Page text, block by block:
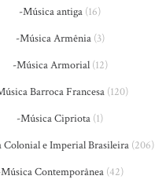
-Música antiga (16)
-Música Armênia(3)
-Música Armorial(12)
Barroca Francesa(120)
-Música Cipriota (1)
Colonial e Imperial Brasileira(206)
Contemporânea(42)